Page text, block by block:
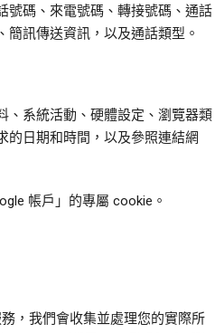
號碼、來電號碼、轉接號碼、通話
簡訊傳送資訊，以及通話類型。
、系統活動、硬體設定、瀏覽器類
的日期和時間，以及參照連結網
帳戶」的專屬 cookie。
，我們會收集並處理您的實際所